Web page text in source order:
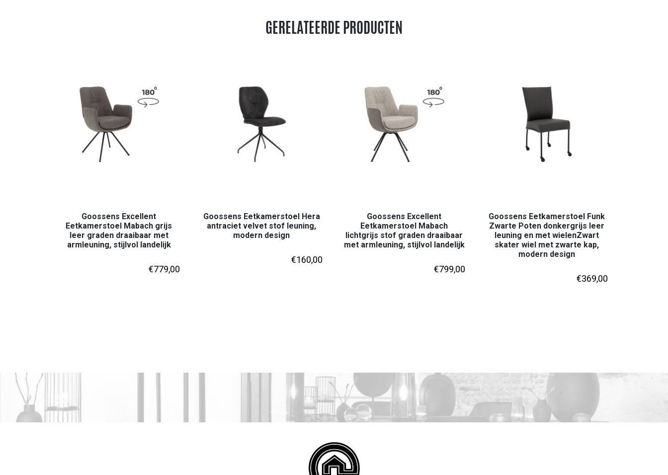
GERELATEERDE PRODUCTEN
Goossens Excellent
Eetkamerstoel Mabach grijs
leer graden draaibaar met
armleuning, stijlvol landelijk
€779,00
Goossens Eetkamerstoel Hera
antraciet velvet stof leuning,
modern design
€160,00
Goossens Excellent
Eetkamerstoel Mabach
lichtgrijs stof graden draaibaar
met armleuning, stijlvol landelijk
€799,00
Goossens Eetkamerstoel Funk
Zwarte Poten donkergrijs leer
leuning en met wielenZwart
skater wiel met zwarte kap,
modern design
€369,00